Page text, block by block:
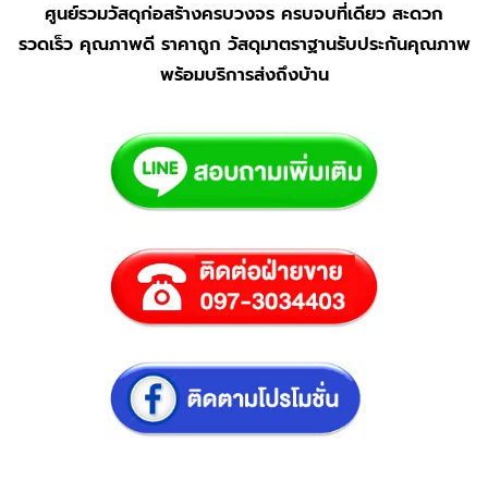
ศูนย์รวมวัสดุก่อสร้างครบวงจร ครบจบที่เดียว สะดวก
รวดเร็ว คุณภาพดี ราคาถูก วัสดุมาตราฐานรับประกันคุณภาพ
พร้อมบริการส่งถึงบ้าน